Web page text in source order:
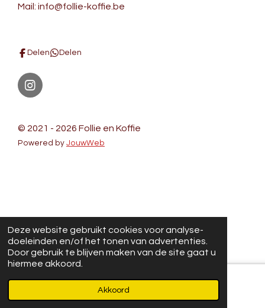
Deze website gebruikt cookies voor analyse-
doeleinden en/of het tonen van advertenties.
Door gebruik te blijven maken van de site gaat u
hiermee akkoord.
Akkoord
Mail: info@follie-koffie.be
Delen Delen
I
n
t
a
g
© 2021 - 2026 Follie en Koffie
Powered by JouwWeb